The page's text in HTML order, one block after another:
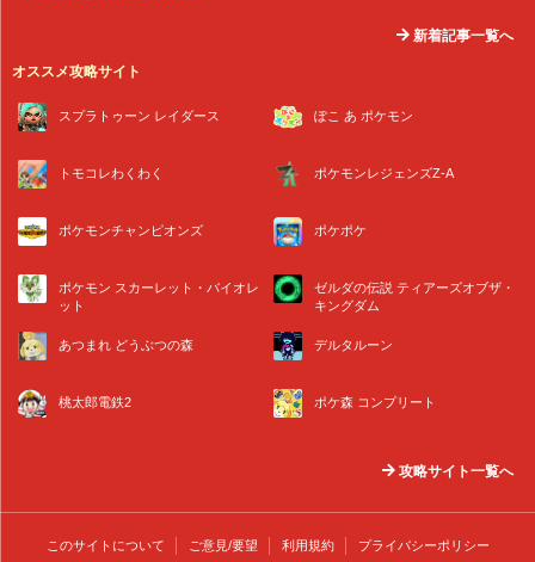
新着記事一覧へ
オススメ攻略サイト
スプラトゥーン レイダース ぽこ あ ポケモン
トモコレわくわく ポケモンレジェンズZ-A
ポケモンチャンピオンズ ポケポケ
ポケモン スカーレット・バイオレ
ット
ゼルダの伝説 ティアーズオブザ・
キングダム
あつまれ どうぶつの森 デルタルーン
桃太郎電鉄2 ポケ森 コンプリート
攻略サイト一覧へ
このサイトについて ご意見/要望 利用規約 プライバシーポリシー